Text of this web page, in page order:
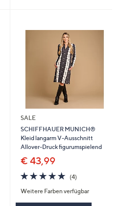
SALE
SCHIFFHAUER MUNICH®
Kleid langarm V-Ausschnitt
Allover-Druck figurumspielend
€ 43,99
4.8
von
5
(4)4
Weitere Farben verfügbar